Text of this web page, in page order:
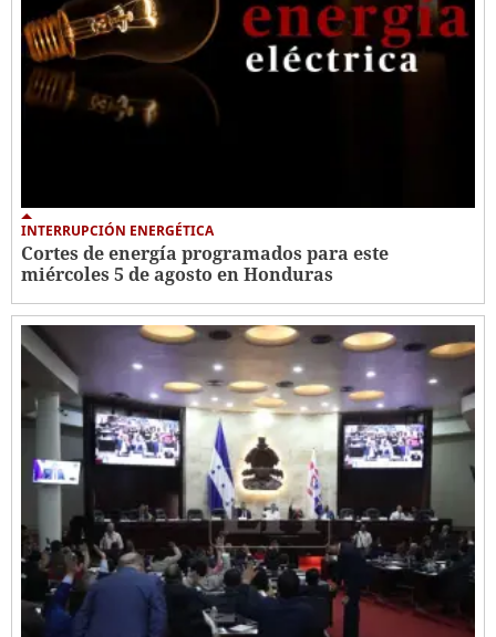
INTERRUPCIÓN ENERGÉTICA
Cortes de energía programados para este
miércoles 5 de agosto en Honduras